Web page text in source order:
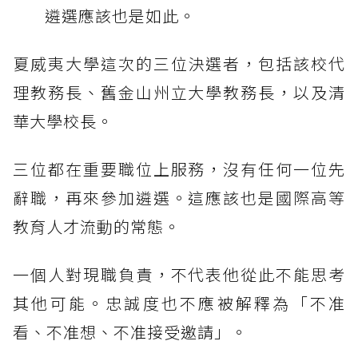
遴選應該也是如此。
夏威夷大學這次的三位決選者，包括該校代
理教務長、舊金山州立大學教務長，以及清
華大學校長。
三位都在重要職位上服務，沒有任何一位先
辭職，再來參加遴選。這應該也是國際高等
教育人才流動的常態。
一個人對現職負責，不代表他從此不能思考
其他可能。忠誠度也不應被解釋為「不准
看、不准想、不准接受邀請」。